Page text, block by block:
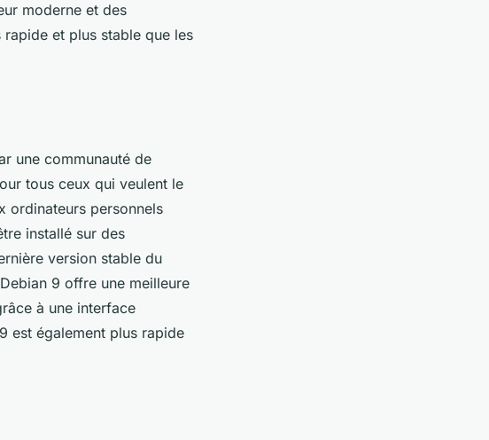
moderne et des
et plus stable que les
une communauté de
tous ceux qui veulent le
ordinateurs personnels
installé sur des
version stable du
9 offre une meilleure
à une interface
est également plus rapide